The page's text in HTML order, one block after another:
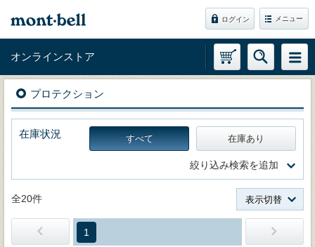
ログイン メニュー
オンラインストア
プロテクション
在庫状況 すべて 在庫あり
絞り込み検索を追加
全20件 表示切替
1